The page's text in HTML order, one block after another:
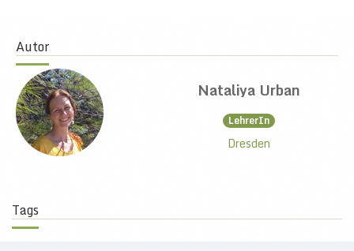
Autor
Nataliya Urban
LehrerIn
Dresden
Tags